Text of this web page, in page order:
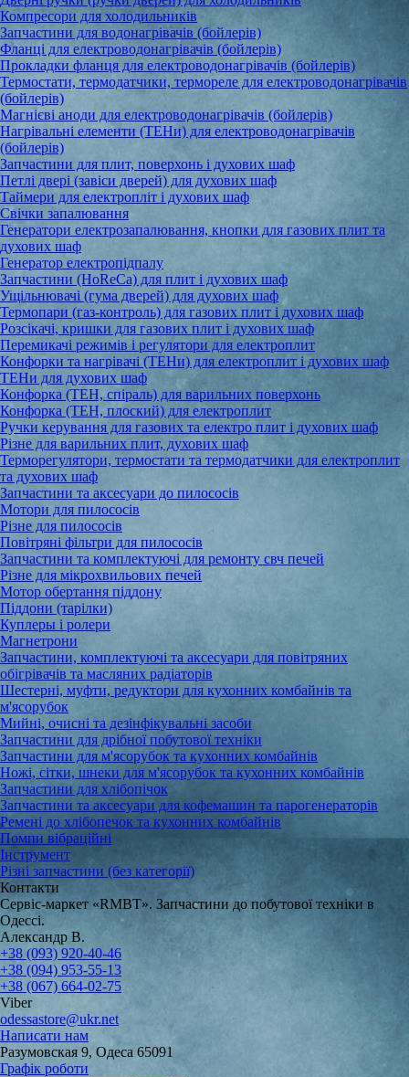
Компресори для холодильників
Запчастини для водонагрівачів (бойлерів)
Фланці для електроводонагрівачів (бойлерів)
Прокладки фланця для електроводонагрівачів (бойлерів)
Термостати, термодатчики, термореле для електроводонагрівачів
(бойлерів)
Магнієві аноди для електроводонагрівачів (бойлерів)
Нагрівальні елементи (ТЕНи) для електроводонагрівачів
(бойлерів)
Запчастини для плит, поверхонь і духових шаф
Петлі двері (завіси дверей) для духових шаф
Таймери для електропліт і духових шаф
Свічки запалювання
Генератори електрозапалювання, кнопки для газових плит та
духових шаф
Генератор електропідпалу
Запчастини (HoReCa) для плит і духових шаф
Ущільнювачі (гума дверей) для духових шаф
Термопари (газ-контроль) для газових плит і духових шаф
Розсікачі, кришки для газових плит і духових шаф
Перемикачі режимів і регулятори для електроплит
Конфорки та нагрівачі (ТЕНи) для електроплит і духових шаф
ТЕНи для духових шаф
Конфорка (ТЕН, спіраль) для варильних поверхонь
Конфорка (ТЕН, плоский) для електроплит
Ручки керування для газових та електро плит і духових шаф
Різне для варильних плит, духових шаф
Терморегулятори, термостати та термодатчики для електроплит
та духових шаф
Запчастини та аксесуари до пилососів
Мотори для пилососів
Різне для пилососів
Повітряні фільтри для пилососів
Запчастини та комплектуючі для ремонту свч печей
Різне для мікрохвильових печей
Мотор обертання піддону
Піддони (тарілки)
Куплеры і ролери
Магнетрони
Запчастини, комплектуючі та аксесуари для повітряних
обігрівачів та масляних радіаторів
Шестерні, муфти, редуктори для кухонних комбайнів та
м'ясорубок
Мийні, очисні та дезінфікувальні засоби
Запчастини для дрібної побутової техніки
Запчастини для м'ясорубок та кухонних комбайнів
Ножі, сітки, шнеки для м'ясорубок та кухонних комбайнів
Запчастини для хлібопічок
Запчастини та аксесуари для кофемашин та парогенераторів
Ремені до хлібопечок та кухонних комбайнів
Помпи вібраційні
Інструмент
Різні запчастини (без категорії)
Контакти
Сервіс-маркет «RMBT». Запчастини до побутової техніки в
Одессі.
Александр В.
+38 (093) 920-40-46
+38 (094) 953-55-13
+38 (067) 664-02-75
Viber
odessastore@ukr.net
Написати нам
Разумовская 9, Одеса 65091
Графік роботи